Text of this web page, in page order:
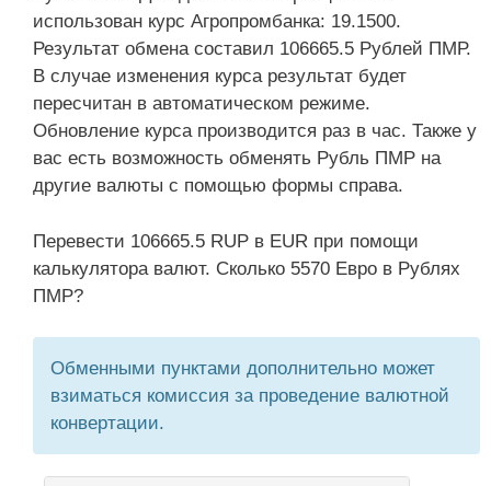
использован курс Агропромбанка: 19.1500.
Результат обмена составил 106665.5 Рублей ПМР.
В случае изменения курса результат будет
пересчитан в автоматическом режиме.
Обновление курса производится раз в час. Также у
вас есть возможность обменять Рубль ПМР на
другие валюты с помощью формы справа.
Перевести 106665.5 RUP в EUR при помощи
калькулятора валют. Сколько 5570 Евро в Рублях
ПМР?
Обменными пунктами дополнительно может
взиматься комиссия за проведение валютной
конвертации.